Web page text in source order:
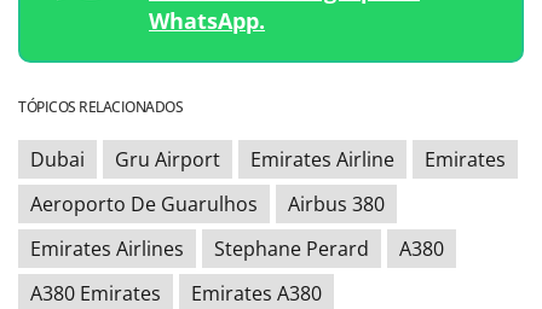
WhatsApp.
TÓPICOS RELACIONADOS
Dubai Gru Airport Emirates Airline
Emirates
Aeroporto De Guarulhos
Airbus 380
Emirates Airlines
Stephane Perard
A380
A380 Emirates
Emirates A380